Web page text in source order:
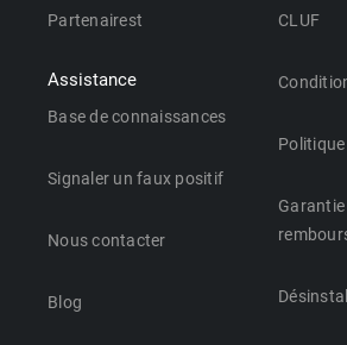
Partenairest
Assistance
Base de connaissances
Signaler un faux positif
Nous contacter
Blog
CLUF
Garantie